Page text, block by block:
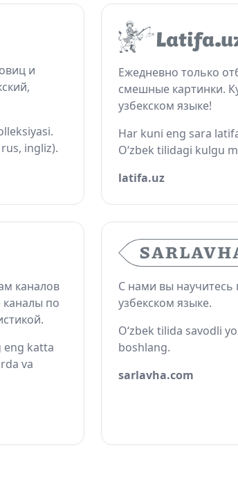
и
ingliz).
Ежедневно только
смешные картинки.
узбекском языке!
Har kuni eng sara
O‘zbek tilidagi kulgu
latifa.uz
каналов
каналы по
eng katta
va
С нами вы научитесь
узбекском языке.
O‘zbek tilida savodli
boshlang.
sarlavha.com